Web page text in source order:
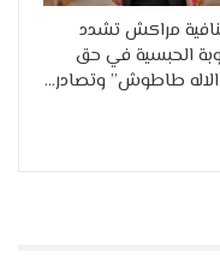
مراكش تشدد
الحبسية في حق
الاله طاطوش” وتصادر…